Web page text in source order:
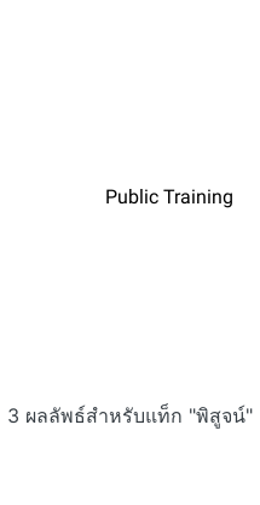
Public Training
3 ผลลัพธ์สำหรับแท็ก "พิสูจน์"